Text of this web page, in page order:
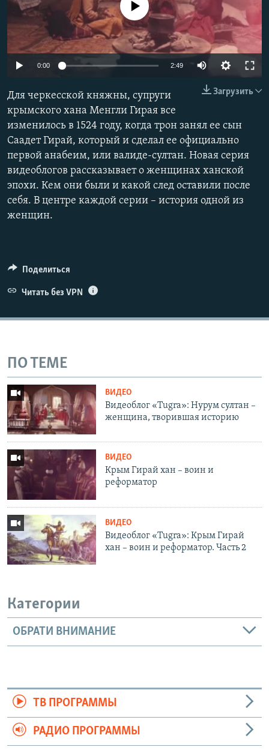
ПОБЕДИТЕЛЕЙ НЕ СУДЯТ?
КРЫМ.НЕПОКОРЕННЫЙ
ELIFBE
ПРИСОЕДИНЯЙТЕСЬ!
Все сайты RFE/RL
No media source currently available
0:00 2:49
Загрузить
Для черкесской княжны, супруги
крымского хана Менгли Гирая все
изменилось в 1524 году, когда трон занял ее сын
Саадет Гирай, который и сделал ее официально
первой анабеим, или валиде-султан. Новая серия
видеоблогов рассказывает о женщинах ханской
эпохи. Кем они были и какой след оставили после
себя. В центре каждой серии – история одной из
женщин.
Поделиться
Читать без VPN
ПО ТЕМЕ
ВИДЕО
Видеоблог «Tugra»: Нурум султан –
женщина, творившая историю
ВИДЕО
Крым Гирай хан – воин и
реформатор
ВИДЕО
Видеоблог «Tugra»: Крым Гирай
хан – воин и реформатор. Часть 2
Категории
ОБРАТИ ВНИМАНИЕ
ТВ ПРОГРАММЫ
РАДИО ПРОГРАММЫ